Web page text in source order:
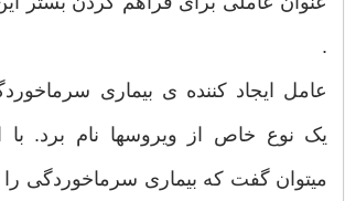
.
عامل ایجاد کننده ی بیماری
یک نوع خاص از ویروسها نام برد. با
میتوان گفت که بیماری سرماخوردگی